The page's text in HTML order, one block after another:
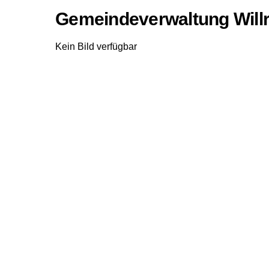
Gemeindeverwaltung
Kein Bild verfügbar